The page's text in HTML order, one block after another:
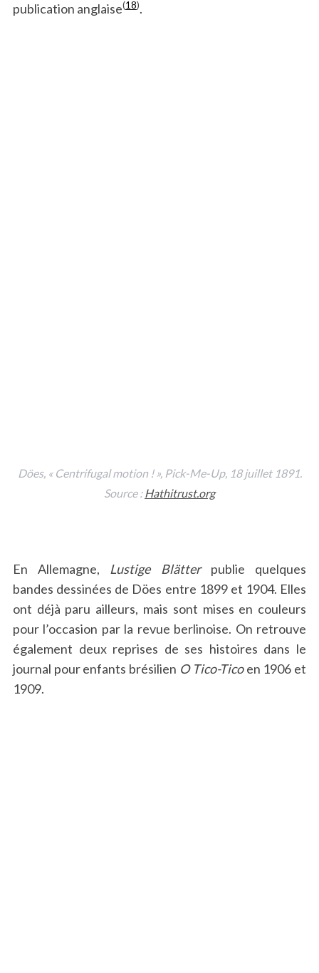
publication anglaise(18).
Döes, « Centrifugal motion ! », Pick-Me-Up, 18 juillet 1891.
Source :Hathitrust.org
En Allemagne, Lustige Blätterpublie quelques
bandes dessinées de Döes entre 1899 et 1904. Elles
ont déjà paru ailleurs, mais sont mises en couleurs
pour l’occasion par la revue berlinoise. On retrouve
également deux reprises de ses histoires dans le
journal pour enfants brésilien O Tico-Ticoen 1906 et
1909.